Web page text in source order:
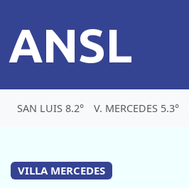
ANSL
SAN LUIS 8.2° V. MERCEDES 5.3°
VILLA MERCEDES